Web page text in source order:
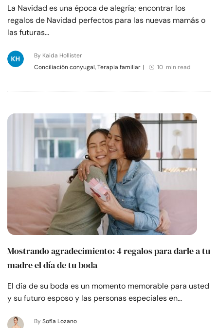
La Navidad es una época de alegría; encontrar los
regalos de Navidad perfectos para las nuevas mamás o
las futuras…
By Kaida Hollister
Conciliación conyugal, Terapia familiar | 10 min read
Mostrando agradecimiento: 4 regalos para darle a tu
madre el día de tu boda
El día de su boda es un momento memorable para usted
y su futuro esposo y las personas especiales en…
By Sofía Lozano